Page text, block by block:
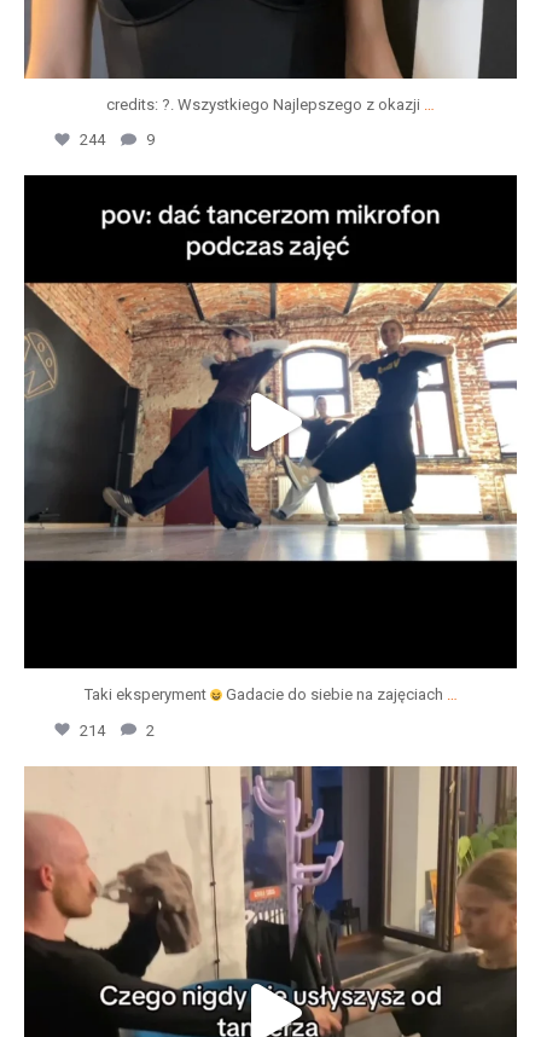
credits: ?. Wszystkiego Najlepszego z okazji …
244
9
Taki eksperyment Gadacie do siebie na zajęciach …
214
2
Lip 24